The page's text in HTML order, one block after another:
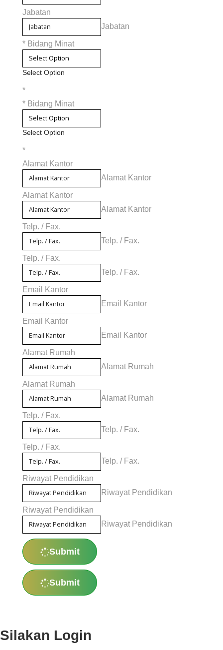
Jabatan
Jabatan
* Bidang Minat
Select Option
*
* Bidang Minat
Select Option
*
Alamat Kantor
Alamat Kantor
Alamat Kantor
Alamat Kantor
Telp. / Fax.
Telp. / Fax.
Telp. / Fax.
Telp. / Fax.
Email Kantor
Email Kantor
Email Kantor
Email Kantor
Alamat Rumah
Alamat Rumah
Alamat Rumah
Alamat Rumah
Telp. / Fax.
Telp. / Fax.
Telp. / Fax.
Telp. / Fax.
Riwayat Pendidikan
Riwayat Pendidikan
Riwayat Pendidikan
Riwayat Pendidikan
Submit
Submit
Silakan Login